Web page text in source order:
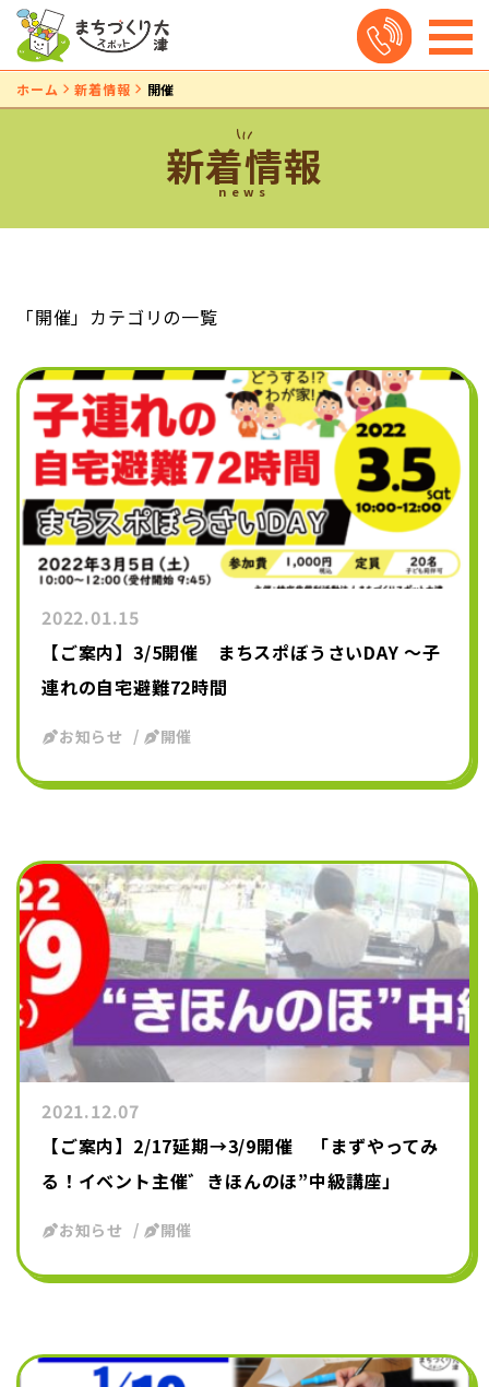
ホーム 新着情報 開催
新着情報
news
「開催」カテゴリの一覧
2022.01.15
【ご案内】3/5開催 まちスポぼうさいDAY ～子
連れの自宅避難72時間
お知らせ 開催
2021.12.07
【ご案内】2/17延期→3/9開催 「まずやってみ
る！イベント主催゛きほんのほ”中級講座」
お知らせ 開催